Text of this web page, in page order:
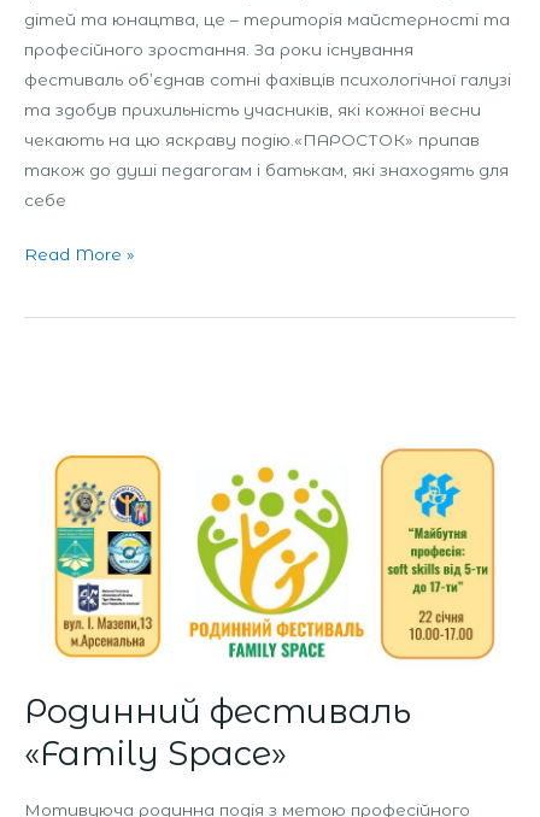
дітей та юнацтва, це – територія майстерності та
професійного зростання. За роки існування
фестиваль об’єднав сотні фахівців психологічної галузі
та здобув прихильність учасників, які кожної весни
чекають на цю яскраву подію.«ПАРОСТОК» припав
також до душі педагогам і батькам, які знаходять для
себе
Read More »
Родинний фестиваль
«Family Space»
Мотивуюча родинна подія з метою професійного
Space»